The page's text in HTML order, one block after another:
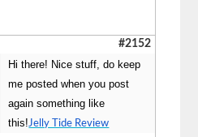
#2152
Hi there! Nice stuff, do keep
me posted when you post
again something like
this! Jelly Tide Review